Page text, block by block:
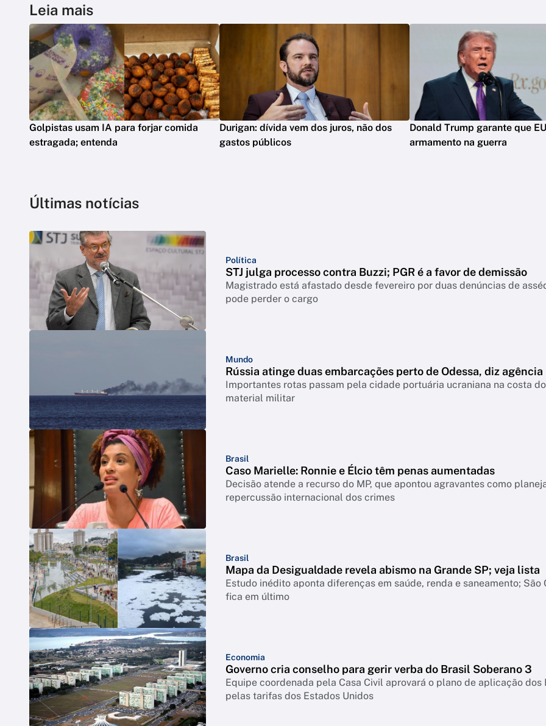
Leia mais
Golpistas usam IA para forjar comida
estragada; entenda
Durigan: dívida vem dos juros, não dos
gastos públicos
Donald Trump garante que
armamento na guerra
Últimas notícias
Política
STJ julga processo contra Buzzi; PGR é a favor de demissão
Magistrado está afastado desde fevereiro por duas denúncias de
pode perder o cargo
Mundo
Rússia atinge duas embarcações perto de Odessa, diz agência
Importantes rotas passam pela cidade portuária ucraniana na costa
material militar
Brasil
Caso Marielle: Ronnie e Élcio têm penas aumentadas
Decisão atende a recurso do MP, que apontou agravantes como
repercussão internacional dos crimes
Brasil
Mapa da Desigualdade revela abismo na Grande SP; veja lista
Estudo inédito aponta diferenças em saúde, renda e saneamento;
fica em último
Economia
Governo cria conselho para gerir verba do Brasil Soberano 3
Equipe coordenada pela Casa Civil aprovará o plano de aplicação
pelas tarifas dos Estados Unidos